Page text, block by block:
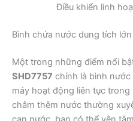
Điều khiển linh
Bình chứa nước dung tích
Một trong những điểm nổi
SHD7757 chính là bình
máy hoạt động liên tục
châm thêm nước thường